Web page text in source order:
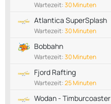
Wartezeit:30 Minuten
Atlantica SuperSplash
Wartezeit:30 Minuten
Bobbahn
Wartezeit:30 Minuten
Fjord Rafting
Wartezeit:25 Minuten
Wodan - Timburcoaster